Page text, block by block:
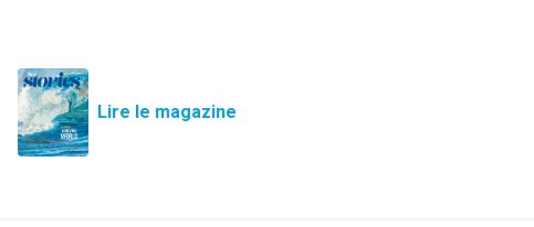
Lire le magazine